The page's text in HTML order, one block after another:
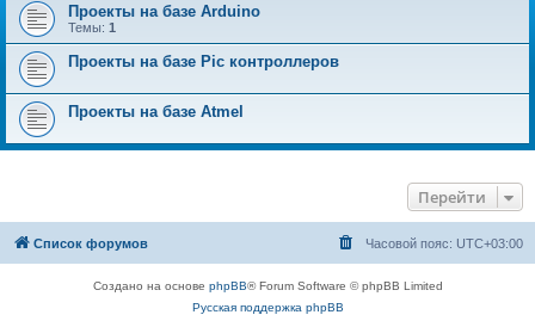
Проекты на базе Arduino
Темы: 1
Проекты на базе Pic контроллеров
Проекты на базе Atmel
Перейти
Список форумов Часовой пояс: UTC+03:00
Создано на основе phpBB® Forum Software © phpBB Limited
Русская поддержка phpBB